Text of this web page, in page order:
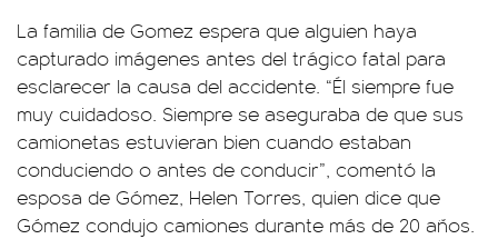
La familia de Gomez espera que alguien haya
capturado imágenes antes del trágico fatal para
esclarecer la causa del accidente. “Él siempre fue
muy cuidadoso. Siempre se aseguraba de que sus
camionetas estuvieran bien cuando estaban
conduciendo o antes de conducir”, comentó la
esposa de Gómez, Helen Torres, quien dice que
Gómez condujo camiones durante más de 20 años.